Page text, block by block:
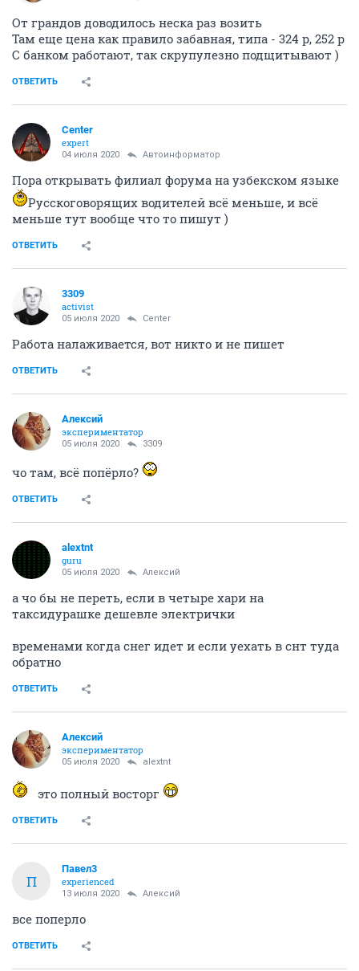
От грандов доводилось неска раз возить
Там еще цена как правило забавная, типа - 324 р, 252 р
С банком работают, так скрупулезно подщитывают )
ОТВЕТИТЬ
Center
expert
04 июля 2020 Автоинформатор
Пора открывать филиал форума на узбекском языке
Русскоговорящих водителей всё меньше, и всё
меньше тут вообще что то пишут )
ОТВЕТИТЬ
3309
activist
05 июля 2020 Center
Работа налаживается, вот никто и не пишет
ОТВЕТИТЬ
Алексий
экспериментатор
05 июля 2020 3309
чо там, всё попёрло?
ОТВЕТИТЬ
alextnt
guru
05 июля 2020 Алексий
а чо бы не переть, если в четыре хари на
таксидурашке дешевле электрички
временами когда снег идет и если уехать в снт туда
обратно
ОТВЕТИТЬ
Алексий
экспериментатор
05 июля 2020 alextnt
это полный восторг
ОТВЕТИТЬ
П
Павел3
experienced
13 июля 2020 Алексий
все поперло
ОТВЕТИТЬ